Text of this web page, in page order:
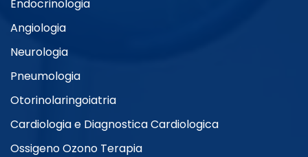
Endocrinologia
Angiologia
Neurologia
Pneumologia
Otorinolaringoiatria
Cardiologia e Diagnostica Cardiologica
Ossigeno Ozono Terapia